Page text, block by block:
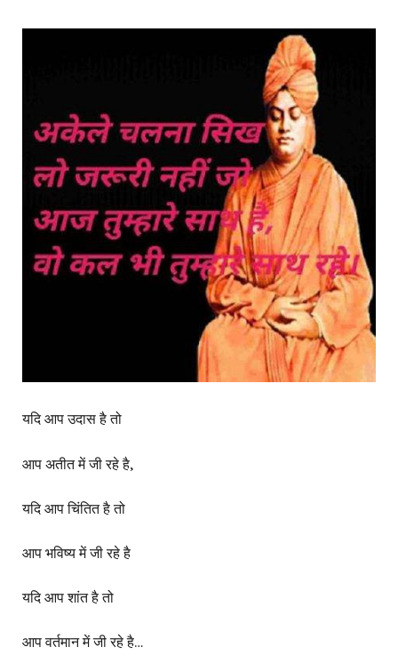
यदि आप उदास है तो
आप अतीत में जी रहे है,
यदि आप चिंतित है तो
आप भविष्य में जी रहे है
यदि आप शांत है तो
आप वर्तमान में जी रहे है…